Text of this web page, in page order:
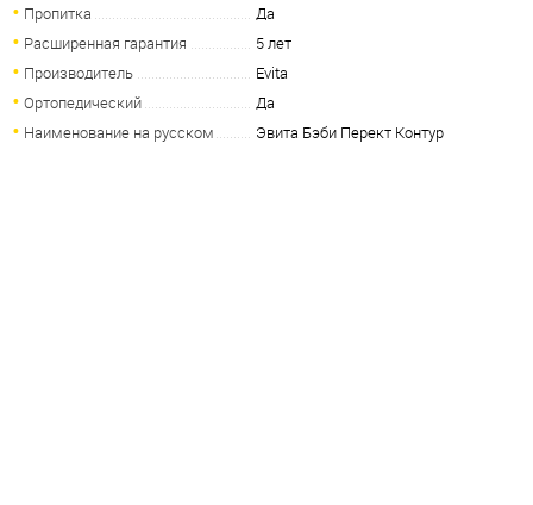
Пропитка
Да
Расширенная гарантия
5 лет
Производитель
Evita
Ортопедический
Да
Наименование на русском
Эвита Бэби Перект Контур